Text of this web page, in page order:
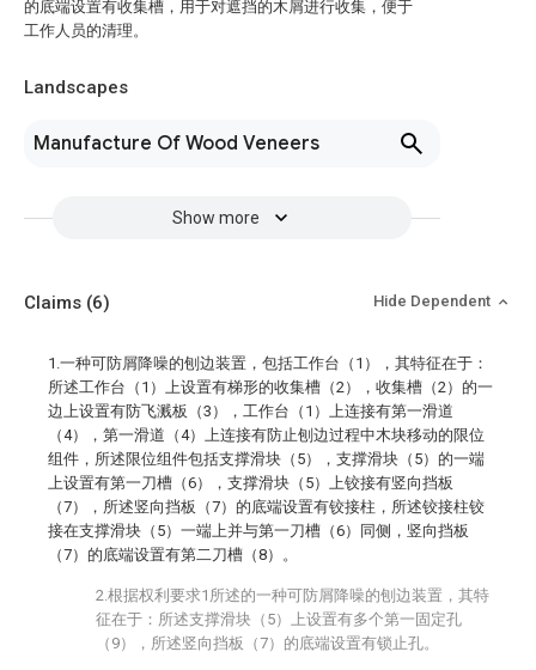
的底端设置有收集槽，用于对遮挡的木屑进行收集，便于
工作人员的清理。
Landscapes
Manufacture Of Wood Veneers
Show more
Claims (6) Hide Dependent
1.一种可防屑降噪的刨边装置，包括工作台（1），其特征在于：
所述工作台（1）上设置有梯形的收集槽（2），收集槽（2）的一
边上设置有防飞溅板（3），工作台（1）上连接有第一滑道
（4），第一滑道（4）上连接有防止刨边过程中木块移动的限位
组件，所述限位组件包括支撑滑块（5），支撑滑块（5）的一端
上设置有第一刀槽（6），支撑滑块（5）上铰接有竖向挡板
（7），所述竖向挡板（7）的底端设置有铰接柱，所述铰接柱铰
接在支撑滑块（5）一端上并与第一刀槽（6）同侧，竖向挡板
（7）的底端设置有第二刀槽（8）。
2.根据权利要求1所述的一种可防屑降噪的刨边装置，其特
征在于：所述支撑滑块（5）上设置有多个第一固定孔
（9），所述竖向挡板（7）的底端设置有锁止孔。